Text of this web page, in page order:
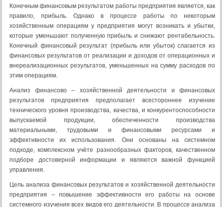
Конечным финансовым результатом работы предприятия является, как
правило, прибыль. Однако в процессе работы по некоторым
хозяйственным операциям у предприятия могут возникать и убытки,
которые уменьшают полученную прибыль и снижают рентабельность.
Конечный финансовый результат (прибыль или убыток) слагается из
финансовых результатов от реализации и доходов от операционных и
внереализационных результатов, уменьшенных на сумму расходов по
этим операциям.
Анализ финансово – хозяйственной деятельности и финансовых
результатов предприятия предполагает всестороннее изучение
технического уровня производства, качества, и конкурентоспособности
выпускаемой продукции, обеспеченности производства
материальными, трудовыми и финансовыми ресурсами и
эффективности их использования. Они основаны на системном
подходе, комплексном учёте разнообразных факторов, качественном
подборе достоверной информации и являются важной функцией
управления.
Цель анализа финансовых результатов и хозяйственной деятельности
предприятия – повышение эффективности его работы на основе
системного изучения всех видов его деятельности. В процессе анализа